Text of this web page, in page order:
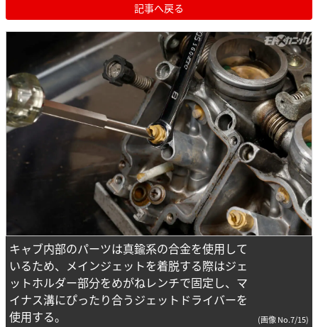
記事へ戻る
キャブ内部のパーツは真鍮系の合金を使用して
いるため、メインジェットを着脱する際はジェ
ットホルダー部分をめがねレンチで固定し、マ
イナス溝にぴったり合うジェットドライバーを
使用する。
(画像 No.7/15)